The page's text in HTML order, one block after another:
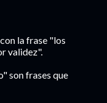
la frase "los
validez".
son frases que